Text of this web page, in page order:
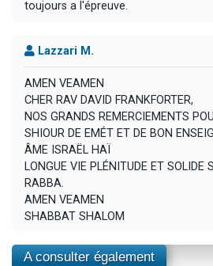
toujours a l'épreuve.
Lazzari M.
AMEN VEAMEN
CHER RAV DAVID FRANKFORTER,
NOS GRANDS REMERCIEMENTS
SHIOUR DE EMÉT ET DE BON
ÂME ISRAËL HAÏ
LONGUE VIE PLÉNITUDE ET SOLIDE
RABBA.
AMEN VEAMEN
SHABBAT SHALOM
A consulter également